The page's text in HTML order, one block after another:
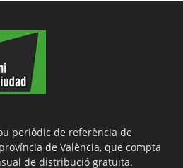
periòdic de referència de
de València, que compta
de distribució gratuïta.